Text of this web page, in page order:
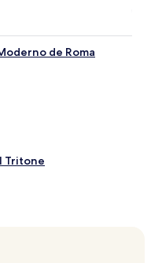
de Roma
Tritone